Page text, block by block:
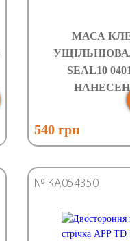
МАСА
SEAL10
540 грн
№ КА054350